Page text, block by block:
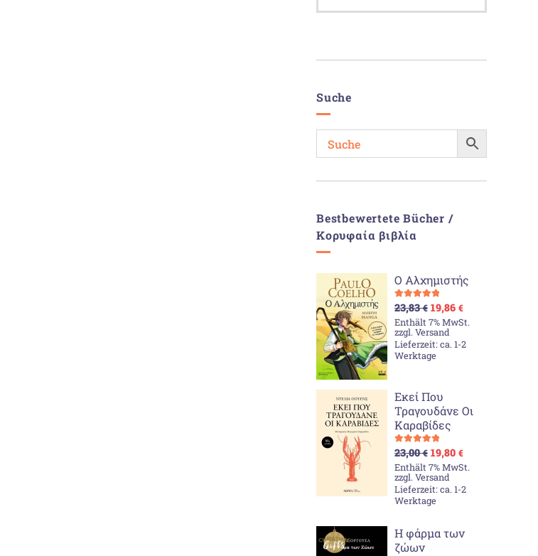
Suche
Bestbewertete Bücher /
Κορυφαία βιβλία
Ο Αλχημιστής
Bewertet mit
5.00von 5
23,83€ Ursprünglicher
Preis
war:
23,83 €
19,86 €Aktueller
Preis
ist:
19,86 €.
Enthält 7% MwSt.
zzgl.Versand
Lieferzeit: ca. 1-2
Werktage
Εκεί Που
Τραγουδάνε Οι
Καραβίδες
Bewertet mit
5.00von 5
23,00€ Ursprünglicher
Preis
war:
23,00 €
19,80 €Aktueller
Preis
ist:
19,80 €.
Enthält 7% MwSt.
zzgl.Versand
Lieferzeit: ca. 1-2
Werktage
Η φάρμα των
ζώων